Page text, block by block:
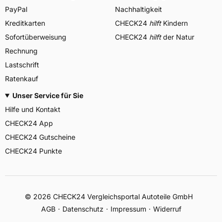
PayPal
Kreditkarten
Sofortüberweisung
Rechnung
Lastschrift
Ratenkauf
Nachhaltigkeit
CHECK24 hilftKindern
CHECK24 hilftder Natur
Unser Service für Sie
Hilfe und Kontakt
CHECK24 App
CHECK24 Gutscheine
CHECK24 Punkte
© 2026 CHECK24 Vergleichsportal Autoteile GmbH
AGB
Datenschutz Impressum Widerruf